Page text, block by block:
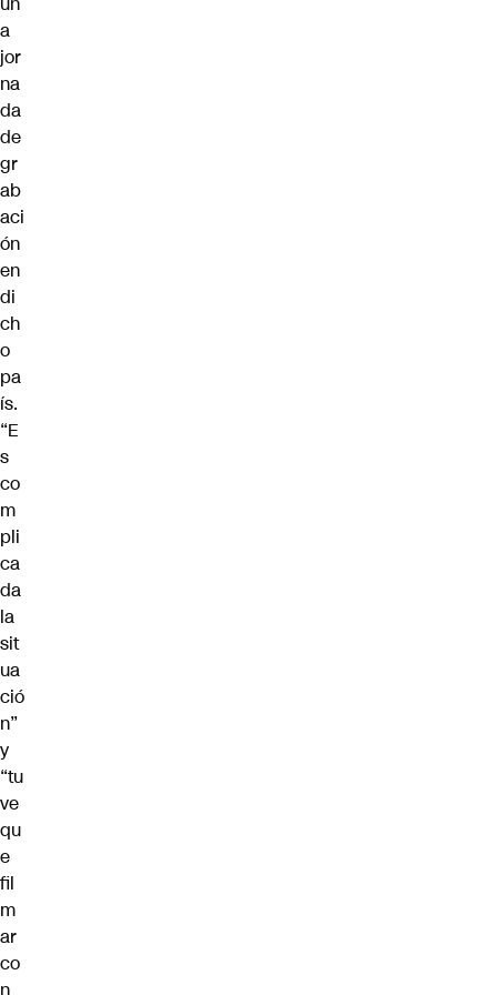
a
jor
na
da
de
gr
ab
aci
ón
en
di
ch
o
pa
ís.
“E
s
co
m
pli
ca
da
la
sit
ua
ció
n”
y
“tu
ve
qu
e
fil
m
ar
co
n